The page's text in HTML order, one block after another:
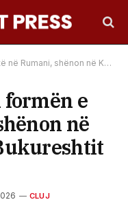
në Kupë ndaj Rapid Bukureshtit
e
në
CLUJ